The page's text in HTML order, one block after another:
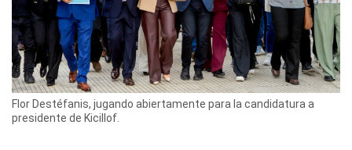
Flor Destéfanis, jugando abiertamente para la candidatura a
presidente de Kicillof.